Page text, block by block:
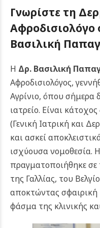
Γνωρίστε τη
Αφροδισιολόγο
Βασιλική
Η Δρ. Βασιλική
Αφροδισιολόγος,
Αγρίνιο, όπου σήμερα
ιατρείο. Είναι
(Γενική Ιατρική και
και ασκεί
ισχύουσα νομοθεσία.
πραγματοποιήθηκε
της Γαλλίας, του
αποκτώντας σφαιρική
φάσμα της κλινικής